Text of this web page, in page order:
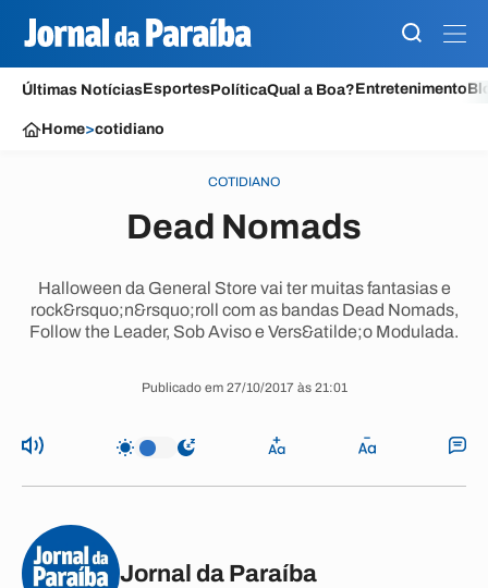
Últimas NotíciasEsportesPolíticaQual a Boa?Entretenimento
Home>cotidiano
COTIDIANO
Dead Nomads
Halloween da General Store vai ter muitas fantasias e
rock&rsquo;n&rsquo;roll com as bandas Dead Nomads,
Follow the Leader, Sob Aviso e Vers&atilde;o Modulada.
Publicado em 27/10/2017 às 21:01
Jornal da Paraíba